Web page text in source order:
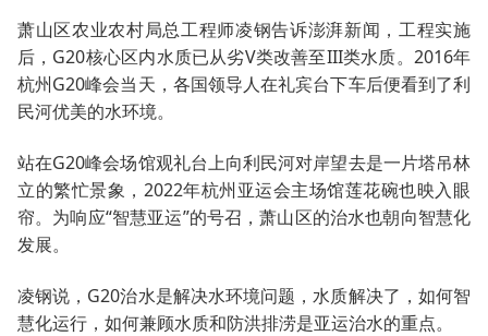
萧山区农业农村局总工程师凌钢告诉澎湃新闻，工程实施
后，G20核心区内水质已从劣V类改善至III类水质。2016年
杭州G20峰会当天，各国领导人在礼宾台下车后便看到了利
民河优美的水环境。
站在G20峰会场馆观礼台上向利民河对岸望去是一片塔吊林
立的繁忙景象，2022年杭州亚运会主场馆莲花碗也映入眼
帘。为响应“智慧亚运”的号召，萧山区的治水也朝向智慧化
发展。
凌钢说，G20治水是解决水环境问题，水质解决了，如何智
慧化运行，如何兼顾水质和防洪排涝是亚运治水的重点。